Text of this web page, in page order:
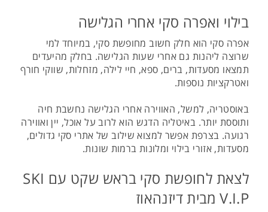
בילוי ואפרה סקי אחרי הגלישה
אפרה סקי הוא חלק חשוב מחופשת סקי, במיוחד למי
שרוצה ליהנות גם אחרי שעות הגלישה. בחלק מהיעדים
תמצאו מסעדות, ברים, ספא, חיי לילה, מזחלות, שווקי חורף
ואטרקציות נוספות.
באוסטריה, למשל, האווירה אחרי הגלישה נחשבת חיה
ותוססת יותר. באיטליה הדגש הוא לרוב על אוכל, יין ואווירה
רגועה. בצרפת אפשר למצוא שילוב של אתרי סקי גדולים,
מסעדות, אזורי בילוי ומלונות ברמות שונות.
לצאת לחופשת סקי בראש שקט עם SKI
V.I.P מבית דיזנהאוז